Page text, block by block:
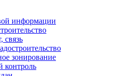
информации
связь
зонирование